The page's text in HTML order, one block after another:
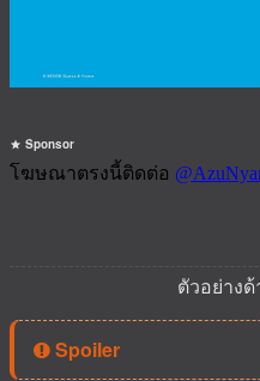
Sponsor
ตัวอย่าง
Spoiler